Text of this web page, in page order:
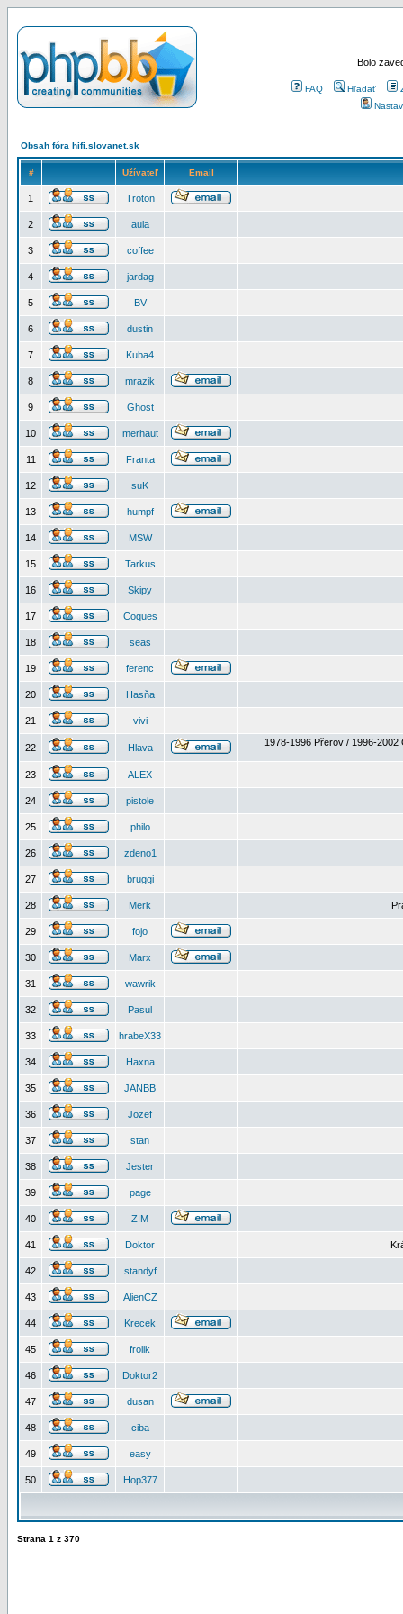
Bolo
FAQ Hľadať
Obsah fóra hifi.slovanet.sk
# Užívateľ Email
1 Troton
2 aula
3 coffee
4 jardag
5 BV
6 dustin
7 Kuba4
8 mrazik
9 Ghost
10 merhaut
11 Franta
12 suK
13 humpf
14 MSW
15 Tarkus
16 Skipy
17 Coques
18 seas
19 ferenc
20 Hasňa
21 vivi
22 Hlava 1978-1996 Přerov / 1996-2002
23 ALEX
24 pistole
25 philo
26 zdeno1
27 bruggi
28 Merk
29 fojo
30 Marx
31 wawrik
32 Pasul
33 hrabeX33
34 Haxna
35 JANBB
36 Jozef
37 stan
38 Jester
39 page
40 ZIM
41 Doktor
42 standyf
43 AlienCZ
44 Krecek
45 frolik
46 Doktor2
47 dusan
48 ciba
49 easy
50 Hop377
Strana 1 z 370